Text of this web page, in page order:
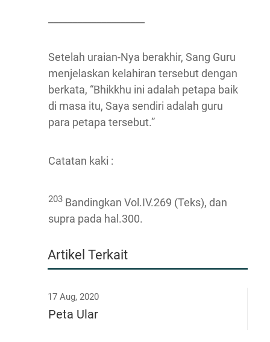
Setelah uraian-Nya berakhir, Sang Guru
menjelaskan kelahiran tersebut dengan
berkata, “Bhikkhu ini adalah petapa baik
di masa itu, Saya sendiri adalah guru
para petapa tersebut.”
Catatan kaki :
203 Bandingkan Vol.IV.269 (Teks), dan
supra pada hal.300.
Artikel Terkait
17 Aug, 2020
Peta Ular